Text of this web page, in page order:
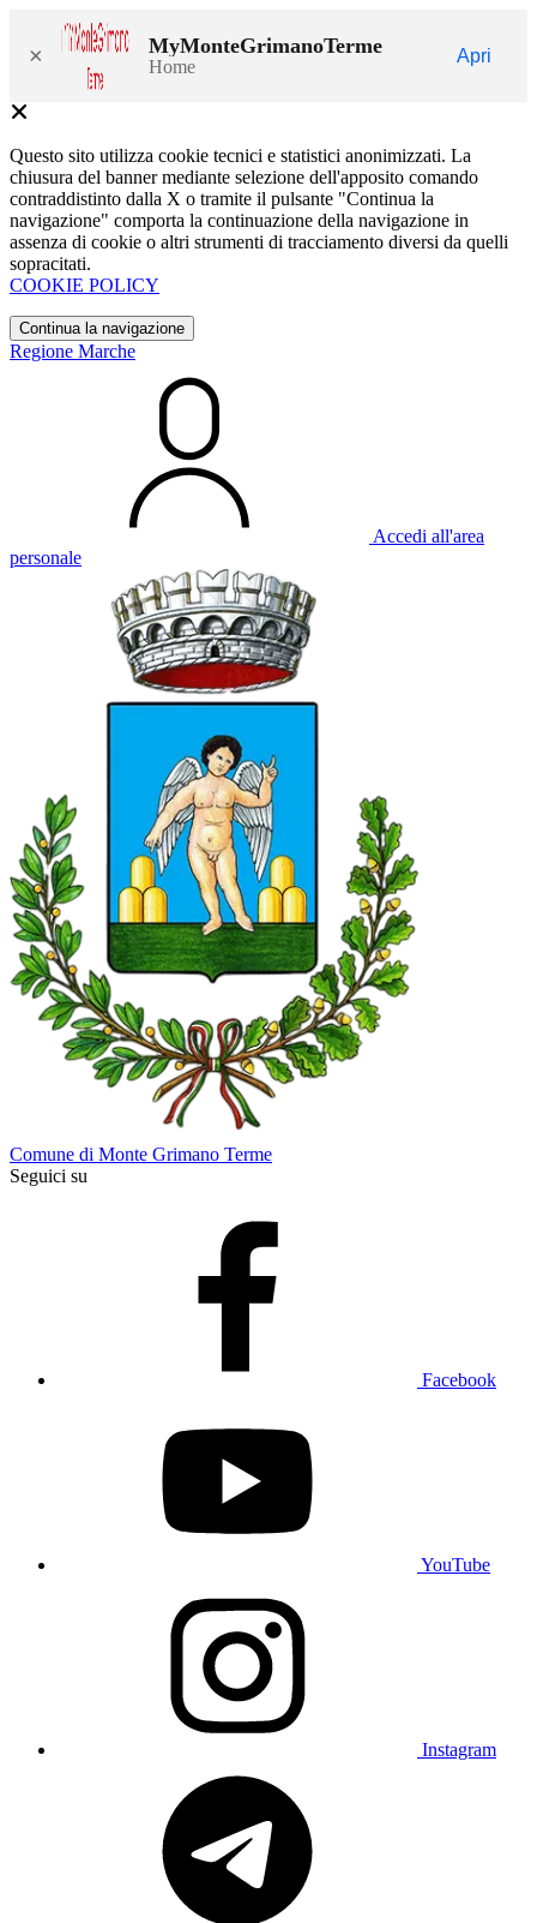
× MyMonteGrimanoTerme
Home
Apri
Questo sito utilizza cookie tecnici e statistici anonimizzati. La
chiusura del banner mediante selezione dell'apposito comando
contraddistinto dalla X o tramite il pulsante "Continua la
navigazione" comporta la continuazione della navigazione in
assenza di cookie o altri strumenti di tracciamento diversi da quelli
sopracitati.
COOKIE POLICY
Continua la navigazione
Regione Marche
Accedi all'area
personale
Comune di Monte Grimano Terme
Seguici su
Facebook
YouTube
Instagram